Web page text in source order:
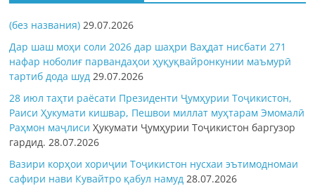
(без названия) 29.07.2026
Дар шаш моҳи соли 2026 дар шаҳри Ваҳдат нисбати 271
нафар ноболиғ парвандаҳои ҳуқуқвайронкунии маъмурӣ
тартиб дода шуд 29.07.2026
28 июл таҳти раёсати Президенти Ҷумҳурии Тоҷикистон,
Раиси Ҳукумати кишвар, Пешвои миллат муҳтарам Эмомалӣ
Раҳмон маҷлисиҲукумати Ҷумҳурии Тоҷикистон баргузор
гардид.28.07.2026
Вазири корҳои хориҷии Тоҷикистон нусхаи эътимодномаи
сафири нави Кувайтро қабул намуд 28.07.2026